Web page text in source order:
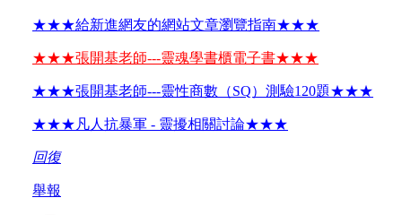
★★★給新進網友的網站文章瀏覽指南★★★
★★★張開基老師---靈魂學書櫃電子書★★★
★★★張開基老師---靈性商數（SQ）測驗120題★★★
★★★凡人抗暴軍 - 靈擾相關討論★★★
回復
舉報